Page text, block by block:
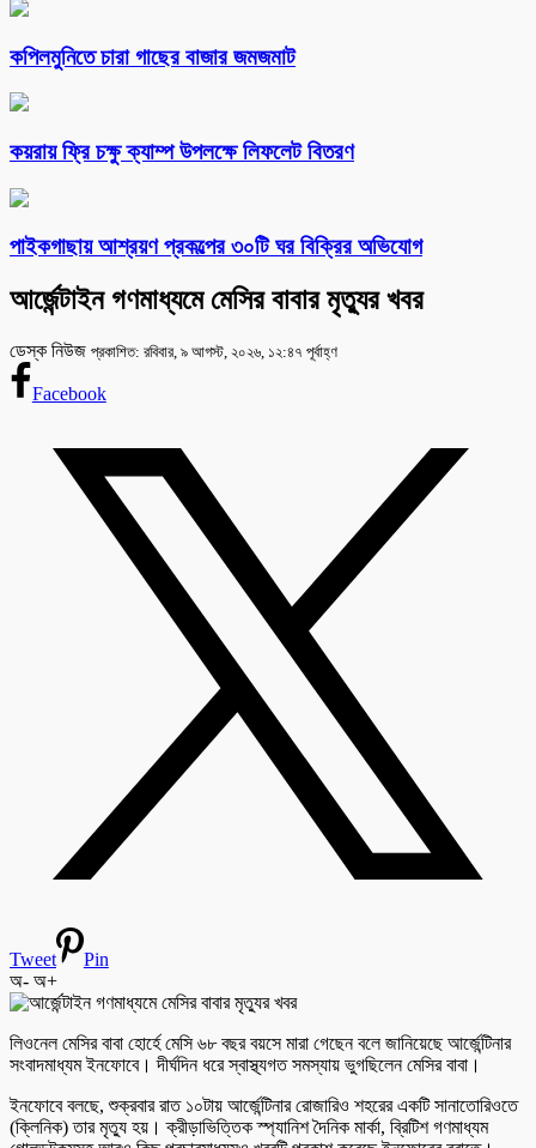
কপিলমুনিতে চারা গাছের বাজার জমজমাট
কয়রায় ফ্রি চক্ষু ক্যাম্প উপলক্ষে লিফলেট বিতরণ
পাইকগাছায় আশ্রয়ণ প্রকল্পের ৩০টি ঘর বিক্রির অভিযোগ
আর্জেন্টাইন গণমাধ্যমে মেসির বাবার মৃত্যুর খবর
ডেস্ক নিউজ প্রকাশিত: রবিবার, ৯ আগস্ট, ২০২৬, ১২:৪৭ পূর্বাহ্ণ
Facebook
Tweet
Pin
অ- অ+
লিওনেল মেসির বাবা হোর্হে মেসি ৬৮ বছর বয়সে মারা গেছেন বলে জানিয়েছে আর্জেন্টিনার
সংবাদমাধ্যম ইনফোবে। দীর্ঘদিন ধরে স্বাস্থ্যগত সমস্যায় ভুগছিলেন মেসির বাবা।
ইনফোবে বলছে, শুক্রবার রাত ১০টায় আর্জেন্টিনার রোজারিও শহরের একটি সানাতোরিওতে
(ক্লিনিক) তার মৃত্যু হয়। ক্রীড়াভিত্তিক স্প্যানিশ দৈনিক মার্কা, ব্রিটিশ গণমাধ্যম